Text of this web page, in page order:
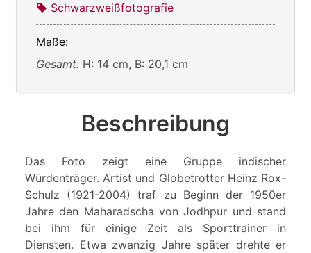
Schwarzweißfotografie
Maße:
Gesamt: H: 14 cm, B: 20,1 cm
Beschreibung
Das Foto zeigt eine Gruppe indischer
Würdenträger. Artist und Globetrotter Heinz Rox-
Schulz (1921-2004) traf zu Beginn der 1950er
Jahre den Maharadscha von Jodhpur und stand
bei ihm für einige Zeit als Sporttrainer in
Diensten. Etwa zwanzig Jahre später drehte er